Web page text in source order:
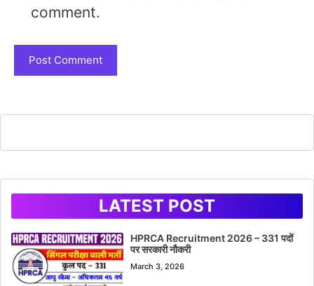
comment.
LATEST POST
HPRCA Recruitment 2026 – 331 पदों
पर सरकारी नौकरी
March 3, 2026